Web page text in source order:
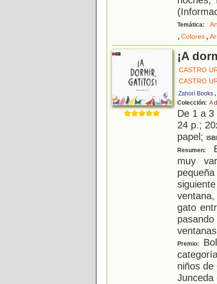
Temática:
, Colores,
¡A
CASTRO
CASTRO
Zahorí Books
Colección: A
De 1 a
24 p.;
papel;
Resumen:
muy
gato
Premio:
niños de
Junceda